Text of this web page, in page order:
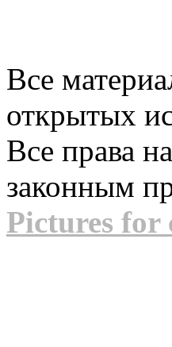
Все
открытых
Все права
законным
Pictures for